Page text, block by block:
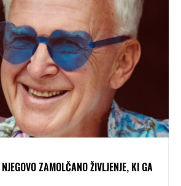
ZAMOLČANO ŽIVLJENJE, KI GA